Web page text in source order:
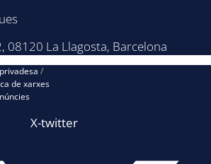
08120 La Llagosta, Barcelona
/
de xarxes
X-twitter